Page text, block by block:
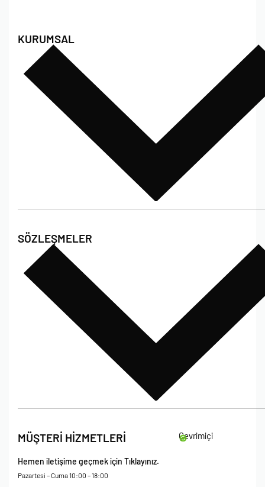
KURUMSAL
Poshet Blog
Sıkça Sorulan Sorular
Bize Ulaşın
SÖZLEŞMELER
Çerez Politikası
Kişisel Verileri Koruma – Çerez ve Ticari İletişim Açık Rıza Metni
Mesafeli Satış Sözleşmesi
MÜŞTERİ HİZMETLERİ Çevrimiçi
Hemen iletişime geçmek için Tıklayınız.
Pazartesi – Cuma 10:00 – 18:00